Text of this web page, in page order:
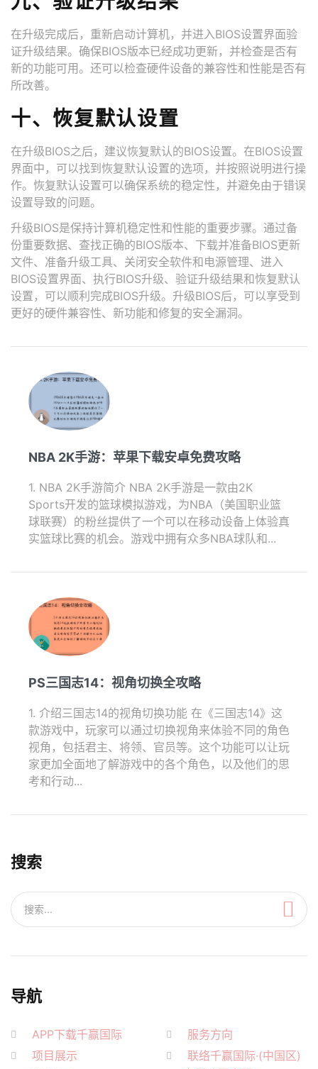
在升级完成后，重新启动计算机，并进入BIOS设置界面验
证升级结果。确保BIOS版本已经成功更新，并检查是否有
新的功能可用。还可以检查硬件设备的兼容性和性能是否有
所改善。
十、恢复默认设置
在升级BIOS之后，建议恢复默认的BIOS设置。在BIOS设置
界面中，可以找到恢复默认设置的选项，并按照说明进行操
作。恢复默认设置可以确保系统的稳定性，并避免由于错误
设置导致的问题。
升级BIOS是保持计算机稳定性和性能的重要步骤。通过备
份重要数据、查找正确的BIOS版本、下载并准备BIOS更新
文件、准备升级工具、关闭安全软件和电源管理、进入
BIOS设置界面、执行BIOS升级、验证升级结果和恢复默认
设置，可以顺利完成BIOS升级。升级BIOS后，可以享受到
更好的硬件兼容性、新功能和修复的安全漏洞。
NBA 2K手游：苹果下载安卓免费攻略
1. NBA 2K手游简介 NBA 2K手游是一款由2K
Sports开发的篮球模拟游戏，为NBA（美国职业篮
球联赛）的粉丝提供了一个可以在移动设备上体验真
实篮球比赛的机会。游戏中拥有众多NBA球队和...
PS三国志14：视角切换全攻略
1. 介绍三国志14的视角切换功能 在《三国志14》这
款游戏中，玩家可以通过切换视角来体验不同的角色
视角，包括君主、将领、官员等。这个功能可以让玩
家更加全面地了解游戏中的各个角色，以及他们的思
考和行动...
搜索
搜索...
导航
APP下载千赢国际
项目展示
服务方向
联络千赢国际·(中国区)